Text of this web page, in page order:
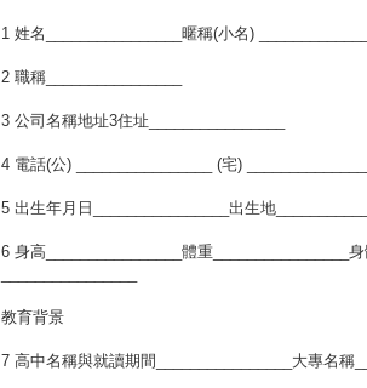
1 姓名________________暱稱(小名)
2 職稱________________
3 公司名稱地址3住址________________
4 電話(公) ________________ (宅)
5 出生年月日________________出生地
6 身高________________體重________________
教育背景
7 高中名稱與就讀期間________________大專名稱